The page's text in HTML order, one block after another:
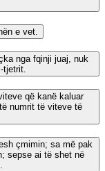
e vet.
nga fqinji juaj, nuk
që kanë kaluar
numrit të viteve të
çmimin; sa më pak
sepse ai të shet në